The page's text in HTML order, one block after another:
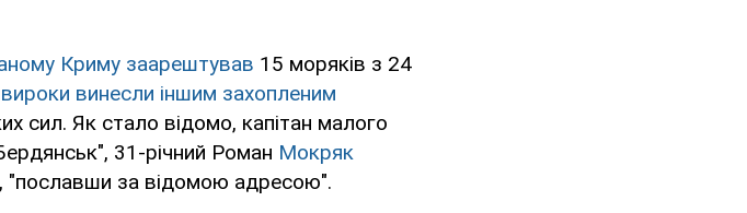
Криму заарештував 15 моряків з 24
вироки винесли іншим захопленим
сил. Як стало відомо, капітан малого
31-річний Роман Мокряк
за відомою адресою".